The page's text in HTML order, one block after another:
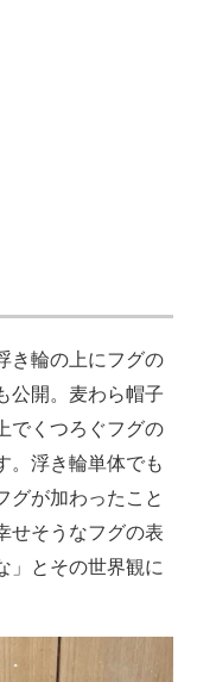
き輪の上にフグの
公開。麦わら帽子
でくつろぐフグの
。浮き輪単体でも
グが加わったこと
せそうなフグの表
」とその世界観に